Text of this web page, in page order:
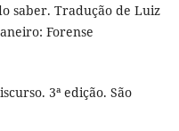
saber. Tradução de Luiz
Forense
3ª edição. São